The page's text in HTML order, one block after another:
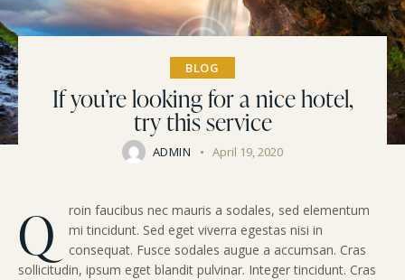
BLOG
If you’re looking for a nice hotel,
try this service
ADMIN April 19, 2020
Q
roin faucibus nec mauris a sodales, sed elementum
mi tincidunt. Sed eget viverra egestas nisi in
consequat. Fusce sodales augue a accumsan. Cras
sollicitudin, ipsum eget blandit pulvinar. Integer tincidunt. Cras